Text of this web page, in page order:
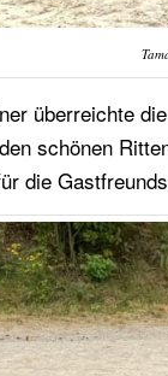
überreichte
schönen
die